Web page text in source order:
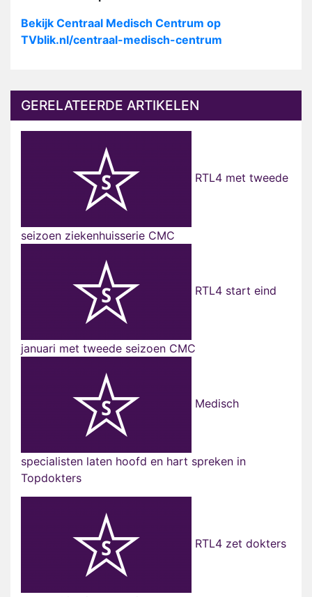
Bekijk Centraal Medisch Centrum op
TVblik.nl/centraal-medisch-centrum
GERELATEERDE ARTIKELEN
RTL4 met tweede
seizoen ziekenhuisserie CMC
RTL4 start eind
januari met tweede seizoen CMC
Medisch
specialisten laten hoofd en hart spreken in
Topdokters
RTL4 zet dokters